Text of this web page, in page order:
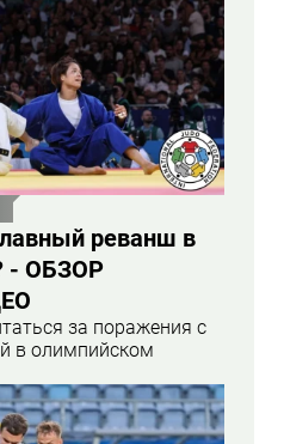
реванш в
- ОБЗОР
за поражения с
в олимпийском